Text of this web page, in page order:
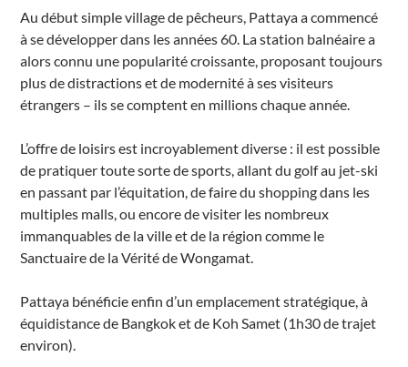
Au début simple village de pêcheurs, Pattaya a commencé
à se développer dans les années 60. La station balnéaire a
alors connu une popularité croissante, proposant toujours
plus de distractions et de modernité à ses visiteurs
étrangers – ils se comptent en millions chaque année.
L’offre de loisirs est incroyablement diverse : il est possible
de pratiquer toute sorte de sports, allant du golf au jet-ski
en passant par l’équitation, de faire du shopping dans les
multiples malls, ou encore de visiter les nombreux
immanquables de la ville et de la région comme le
Sanctuaire de la Vérité de Wongamat.
Pattaya bénéficie enfin d’un emplacement stratégique, à
équidistance de Bangkok et de Koh Samet (1h30 de trajet
environ).